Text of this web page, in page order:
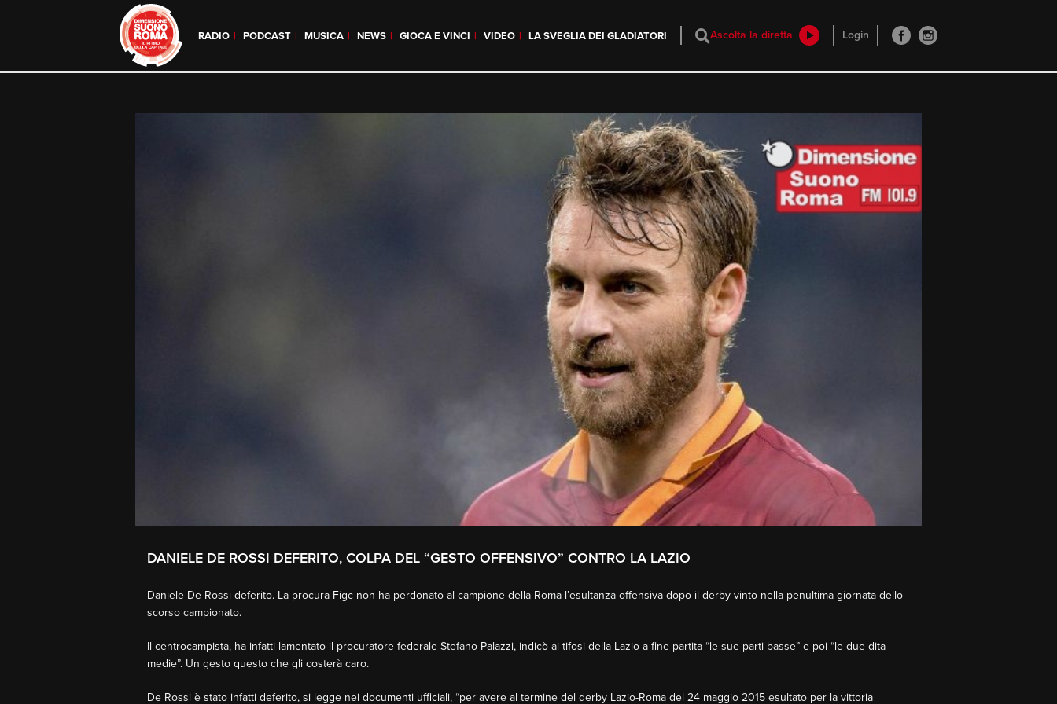
RADIO PODCAST MUSICA NEWS GIOCA E VINCI VIDEO LA SVEGLIA DEI GLADIATORI Ascolta la diretta Login
DANIELE DE ROSSI DEFERITO, COLPA DEL “GESTO OFFENSIVO” CONTRO LA LAZIO
Daniele De Rossi deferito. La procura Figc non ha perdonato al campione della Roma l’esultanza offensiva dopo il derby vinto nella penultima giornata dello
scorso campionato.
Il centrocampista, ha infatti lamentato il procuratore federale Stefano Palazzi, indicò ai tifosi della Lazio a fine partita “le sue parti basse” e poi “le due dita
medie”. Un gesto questo che gli costerà caro.
De Rossi è stato infatti deferito, si legge nei documenti ufficiali, “per avere al termine del derby Lazio-Roma del 24 maggio 2015 esultato per la vittoria